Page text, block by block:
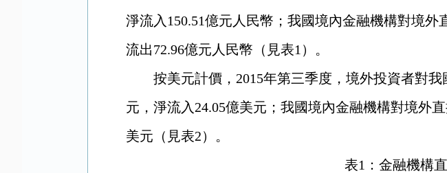
淨流入150.51億元人民幣；我國境內金融機構對境
流出72.96億元人民幣（見表1）。
按美元計價， 2015年第三季度，境外投資者對
元，淨流入24.05億美元；我國境內金融機構對境外
美元（見表2）。
表1：金融機構